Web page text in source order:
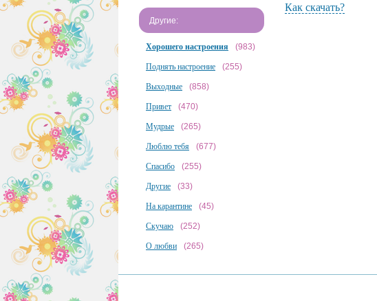
Другие:
Хорошего настроения (983)
Поднять настроение (255)
Выходные (858)
Привет (470)
Мудрые (265)
Люблю тебя (677)
Спасибо (255)
Другие (33)
На карантине (45)
Скучаю (252)
О любви (265)
Как скачать?